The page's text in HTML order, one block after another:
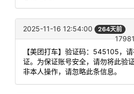
2025-11-16 12:54:00 264天前
【美团打车】验证码：545105，
证。为保证账号安全，请勿将此验
非本人操作，请忽略此条信息。